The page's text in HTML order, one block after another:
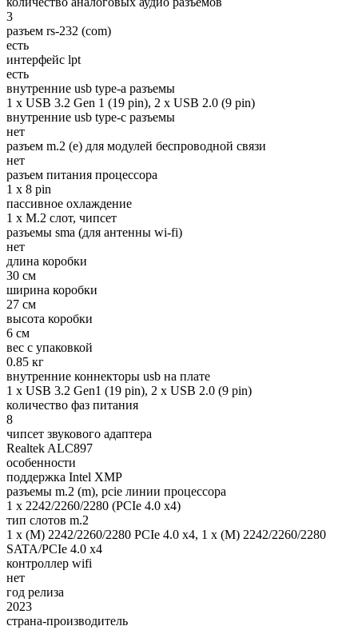
3
разъем rs-232 (com)
есть
интерфейс lpt
есть
внутренние usb type-a разъемы
1 x USB 3.2 Gen 1 (19 pin), 2 x USB 2.0 (9 pin)
внутренние usb type-c разъемы
нет
разъем m.2 (e) для модулей беспроводной связи
нет
разъем питания процессора
1 x 8 pin
пассивное охлаждение
1 x M.2 слот, чипсет
разъемы sma (для антенны wi-fi)
нет
длина коробки
30 см
ширина коробки
27 см
высота коробки
6 см
вес с упаковкой
0.85 кг
внутренние коннекторы usb на плате
1 x USB 3.2 Gen1 (19 pin), 2 x USB 2.0 (9 pin)
количество фаз питания
8
чипсет звукового адаптера
Realtek ALC897
особенности
поддержка Intel XMP
разъемы m.2 (m), pcie линии процессора
1 x 2242/2260/2280 (PCIe 4.0 x4)
тип слотов m.2
1 x (M) 2242/2260/2280 PCIe 4.0 x4, 1 x (M) 2242/2260/2280
SATA/PCIe 4.0 x4
контроллер wifi
нет
год релиза
2023
страна-производитель